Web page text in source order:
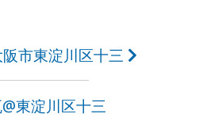
市東淀川区十三
東淀川区十三